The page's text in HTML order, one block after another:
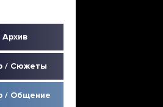
/ Сюжеты
/ Общение